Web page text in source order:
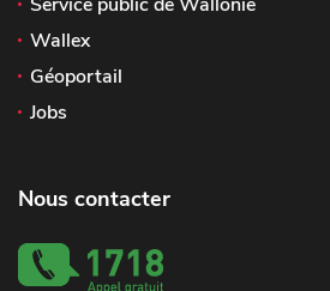
Wallex
Géoportail
Jobs
Nous contacter